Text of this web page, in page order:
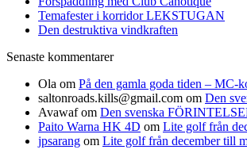
Temafester i korridor LEKSTUGAN
Den destruktiva vindkraften
Senaste kommentarer
Ola om På den gamla goda tiden – MC-
saltonroads.kills@gmail.com om Den
Avawafom Den svenska
Paito Warna HK 4D om Lite golf från
jpsarang om Lite golf från december till